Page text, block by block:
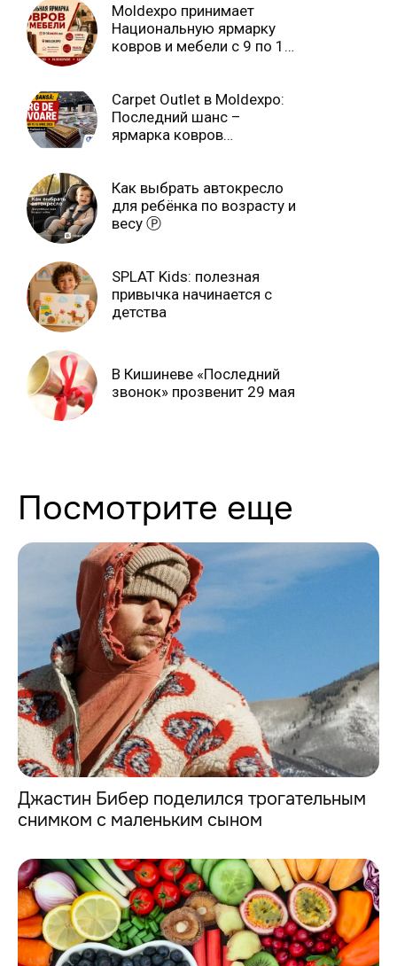
Moldexpo принимает
Национальную ярмарку
ковров и мебели с 9 по 14
Carpet Outlet в Moldexpo:
Последний шанс –
ярмарка ковров
Как выбрать автокресло
для ребёнка по возрасту и
весу Ⓟ
SPLAT Kids: полезная
привычка начинается с
детства
В Кишиневе «Последний
звонок» прозвенит 29 мая
Посмотрите еще
Джастин Бибер поделился трогательным
снимком с маленьким сыном